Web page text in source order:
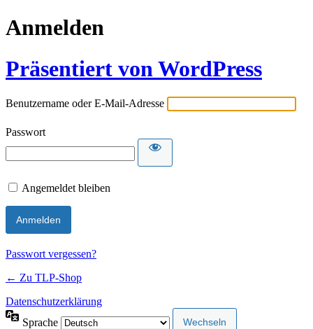
Anmelden
Präsentiert von WordPress
Benutzername oder E-Mail-Adresse
Passwort
Angemeldet bleiben
Passwort vergessen?
← Zu TLP-Shop
Datenschutzerklärung
Sprache